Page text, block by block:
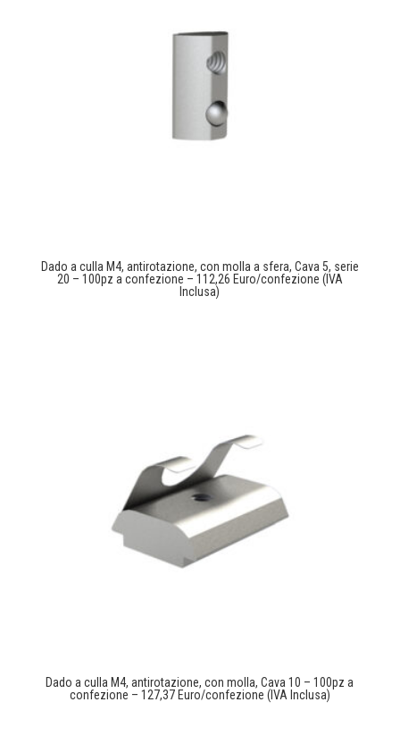
Dado a culla M4, antirotazione, con molla a sfera, Cava 5, serie
20 – 100pz a confezione – 112,26 Euro/confezione (IVA
Inclusa)
Dado a culla M4, antirotazione, con molla, Cava 10 – 100pz a
confezione – 127,37 Euro/confezione (IVA Inclusa)